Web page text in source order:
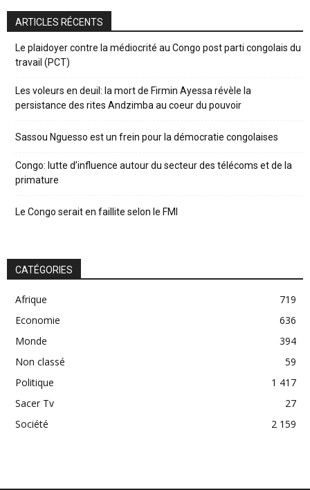
ARTICLES RÉCENTS
Le plaidoyer contre la médiocrité au Congo post parti congolais du
travail (PCT)
Les voleurs en deuil: la mort de Firmin Ayessa révèle la
persistance des rites Andzimba au coeur du pouvoir
Sassou Nguesso est un frein pour la démocratie congolaises
Congo: lutte d’influence autour du secteur des télécoms et de la
primature
Le Congo serait en faillite selon le FMI
CATÉGORIES
Afrique
719
Economie
636
Monde
394
Non classé
59
Politique
1 417
Sacer Tv
27
Société
2 159